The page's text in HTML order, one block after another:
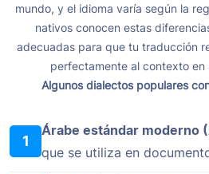
mundo, y el idioma varía según la
nativos conocen estas
adecuadas para que tu traducción
perfectamente al contexto en
Algunos dialectos populares
1
Árabe estándar moderno
que se utiliza en